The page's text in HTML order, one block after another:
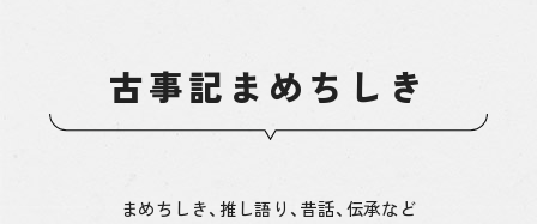
古事記まめちしき
まめちしき、推し語り、昔話、伝承など